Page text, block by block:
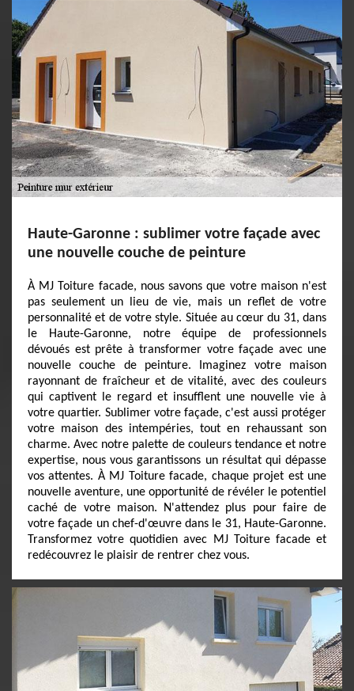
Haute-Garonne : sublimer votre façade avec
une nouvelle couche de peinture
À MJ Toiture facade, nous savons que votre maison n'est
pas seulement un lieu de vie, mais un reflet de votre
personnalité et de votre style. Située au cœur du 31, dans
le Haute-Garonne, notre équipe de professionnels
dévoués est prête à transformer votre façade avec une
nouvelle couche de peinture. Imaginez votre maison
rayonnant de fraîcheur et de vitalité, avec des couleurs
qui captivent le regard et insufflent une nouvelle vie à
votre quartier. Sublimer votre façade, c'est aussi protéger
votre maison des intempéries, tout en rehaussant son
charme. Avec notre palette de couleurs tendance et notre
expertise, nous vous garantissons un résultat qui dépasse
vos attentes. À MJ Toiture facade, chaque projet est une
nouvelle aventure, une opportunité de révéler le potentiel
caché de votre maison. N'attendez plus pour faire de
votre façade un chef-d'œuvre dans le 31, Haute-Garonne.
Transformez votre quotidien avec MJ Toiture facade et
redécouvrez le plaisir de rentrer chez vous.